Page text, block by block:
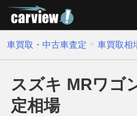
車買取・中古車査定 車買取相
スズキ MRワゴ
定相場